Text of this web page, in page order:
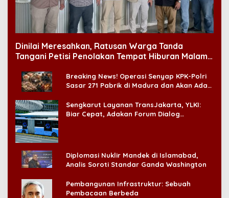
Dinilai Meresahkan, Ratusan Warga Tanda
Tangani Petisi Penolakan Tempat Hiburan Malam
Breaking News! Operasi Senyap KPK-Polri
Sasar 271 Pabrik di Madura dan Akan Ada
Sengkarut Layanan TransJakarta, YLKI:
Biar Cepat, Adakan Forum Dialog
Diplomasi Nuklir Mandek di Islamabad,
Analis Soroti Standar Ganda Washington
Pembangunan Infrastruktur: Sebuah
Pembacaan Berbeda